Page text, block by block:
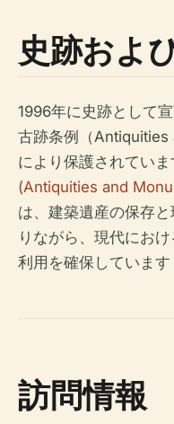
史跡およ
1996年に史跡として
古跡条例（Antiquities
により保護されていま
(Antiquities and
は、建築遺産の保存
りながら、現代にお
利用を確保しています
訪問情報